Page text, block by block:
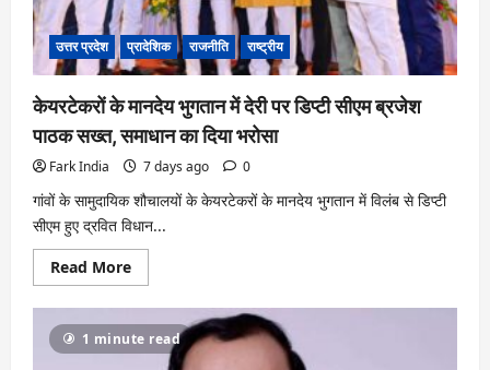
उत्तर प्रदेश प्रादेशिक राजनीति राष्ट्रीय
केयरटेकरों के मानदेय भुगतान में देरी पर डिप्टी सीएम ब्रजेश
पाठक सख्त, समाधान का दिया भरोसा
Fark India 7 days ago 0
गांवों के सामुदायिक शौचालयों के केयरटेकरों के मानदेय भुगतान में विलंब से डिप्टी
सीएम हुए द्रवित विधान...
Read MoreRead
more
केयरटेकरों
के
मानदेय
भुगतान
1 minute read